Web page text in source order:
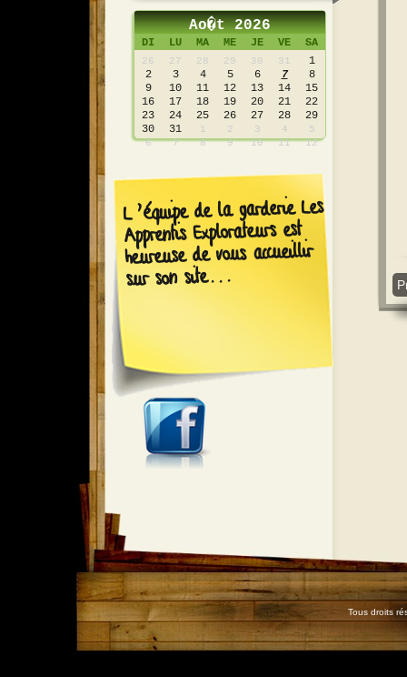
Ao�t 2026
DI LU MA ME JE VE SA
26 27 28 29 30 31
1
2
3 4 5 6 7
8
9
10 11 12 13 14
15
16
17 18 19 20 21
22
23
24 25 26 27 28
29
30
31 1 2 3 4
5
6
7 8 9 10 11 12
L’équipe de la garderie Les
Apprentis Explorateurs est
heureuse de vous accueillir
sur son site...
Tous droits